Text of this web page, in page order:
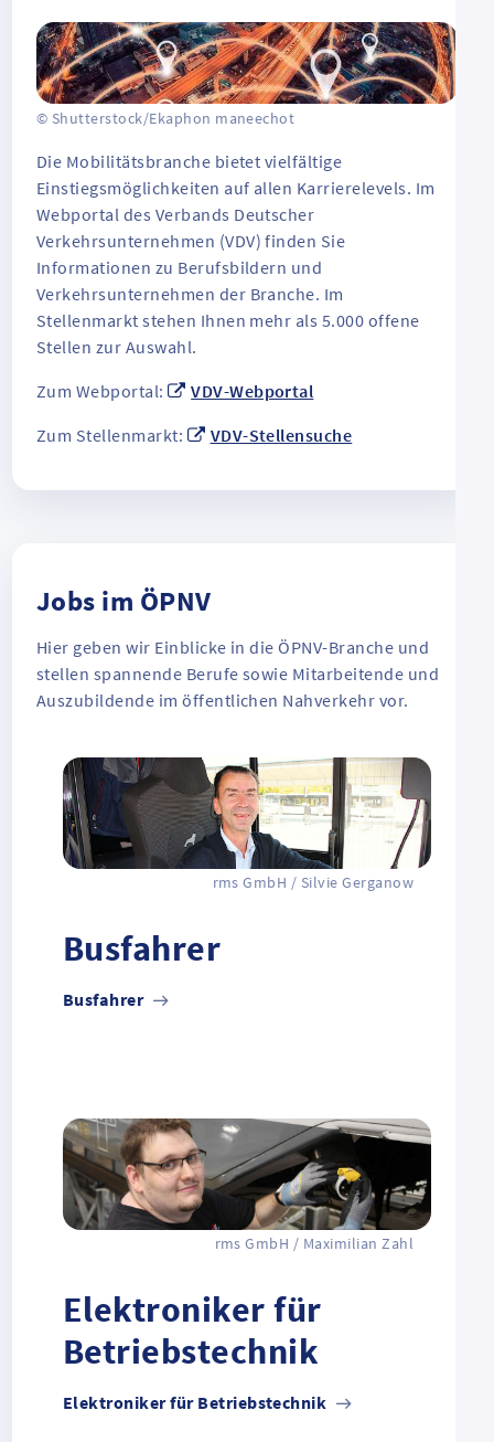
© Shutterstock/Ekaphon maneechot
Die Mobilitätsbranche bietet vielfältige
Einstiegsmöglichkeiten auf allen Karrierelevels. Im
Webportal des Verbands Deutscher
Verkehrsunternehmen (VDV) finden Sie
Informationen zu Berufsbildern und
Verkehrsunternehmen der Branche. Im
Stellenmarkt stehen Ihnen mehr als 5.000 offene
Stellen zur Auswahl.
Zum Webportal:
VDV-Webportal
Zum Stellenmarkt:
VDV-Stellensuche
Jobs im ÖPNV
Hier geben wir Einblicke in die ÖPNV-Branche und
stellen spannende Berufe sowie Mitarbeitende und
Auszubildende im öffentlichen Nahverkehr vor.
rms GmbH / Silvie Gerganow
Busfahrer
Busfahrer
rms GmbH / Maximilian Zahl
Elektroniker für
Betriebstechnik
Elektroniker für Betriebstechnik